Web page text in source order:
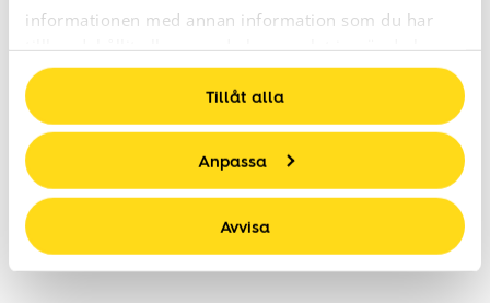
informationen med annan information som du har
tillhandahållit eller som de har samlat in när du har
använt deras tjänster.
Tillåt alla
Anpassa
Avvisa
Utforska kampanjen